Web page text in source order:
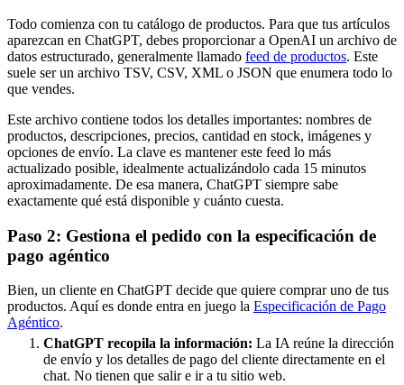
Todo comienza con tu catálogo de productos. Para que tus artículos
aparezcan en ChatGPT, debes proporcionar a OpenAI un archivo de
datos estructurado, generalmente llamado feed de productos. Este
suele ser un archivo TSV, CSV, XML o JSON que enumera todo lo
que vendes.
Este archivo contiene todos los detalles importantes: nombres de
productos, descripciones, precios, cantidad en stock, imágenes y
opciones de envío. La clave es mantener este feed lo más
actualizado posible, idealmente actualizándolo cada 15 minutos
aproximadamente. De esa manera, ChatGPT siempre sabe
exactamente qué está disponible y cuánto cuesta.
Paso 2: Gestiona el pedido con la especificación de
pago agéntico
Bien, un cliente en ChatGPT decide que quiere comprar uno de tus
productos. Aquí es donde entra en juego la Especificación de Pago
Agéntico.
ChatGPT recopila la información: La IA reúne la dirección
de envío y los detalles de pago del cliente directamente en el
chat. No tienen que salir e ir a tu sitio web.